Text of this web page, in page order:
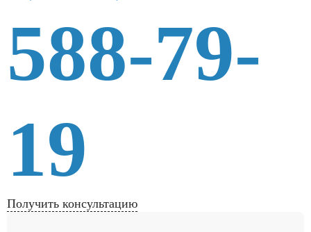
588-79-
19
Получить консультацию